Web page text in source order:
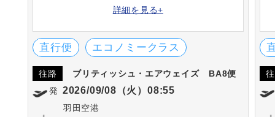
シュエアウェイズ。日本からロンドンまでの
ド創立のメンバーのひとつであり、ロンド
ン・ヒースロー空港をメイン空港としていま
す。
詳細を見る+
直行便 エコノミークラス
往路 ブリティッシュ・エアウェイズ
BA8便
発 2026/09/08（火）08:55
羽田空港